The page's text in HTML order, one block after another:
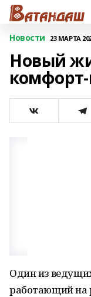
Новости 23 МАРТА
Новый
комфорт-
Один из
работающий на